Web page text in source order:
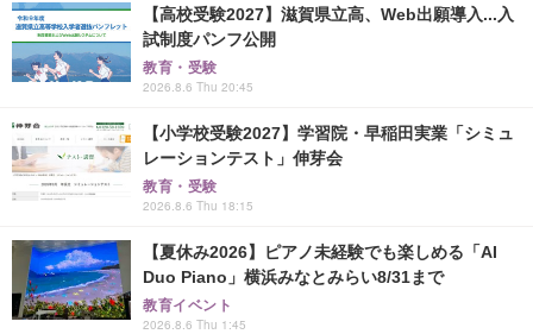
【高校受験2027】滋賀県立高、Web出願導入...入
試制度パンフ公開
教育・受験
2026.8.6 Thu 20:45
【小学校受験2027】学習院・早稲田実業「シミュ
レーションテスト」伸芽会
教育・受験
2026.8.6 Thu 18:15
【夏休み2026】ピアノ未経験でも楽しめる「AI
Duo Piano」横浜みなとみらい8/31まで
教育イベント
2026.8.6 Thu 1:45